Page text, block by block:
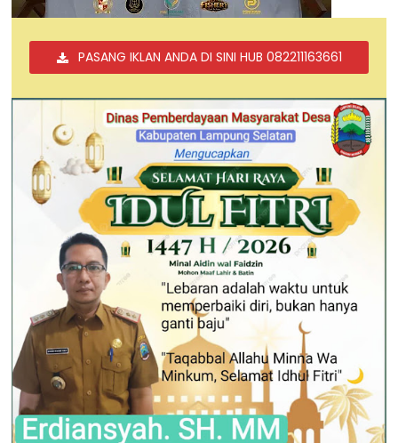
PASANG IKLAN ANDA DI SINI HUB 082211163661